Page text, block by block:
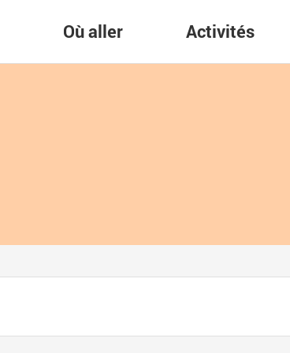
Où aller Activités